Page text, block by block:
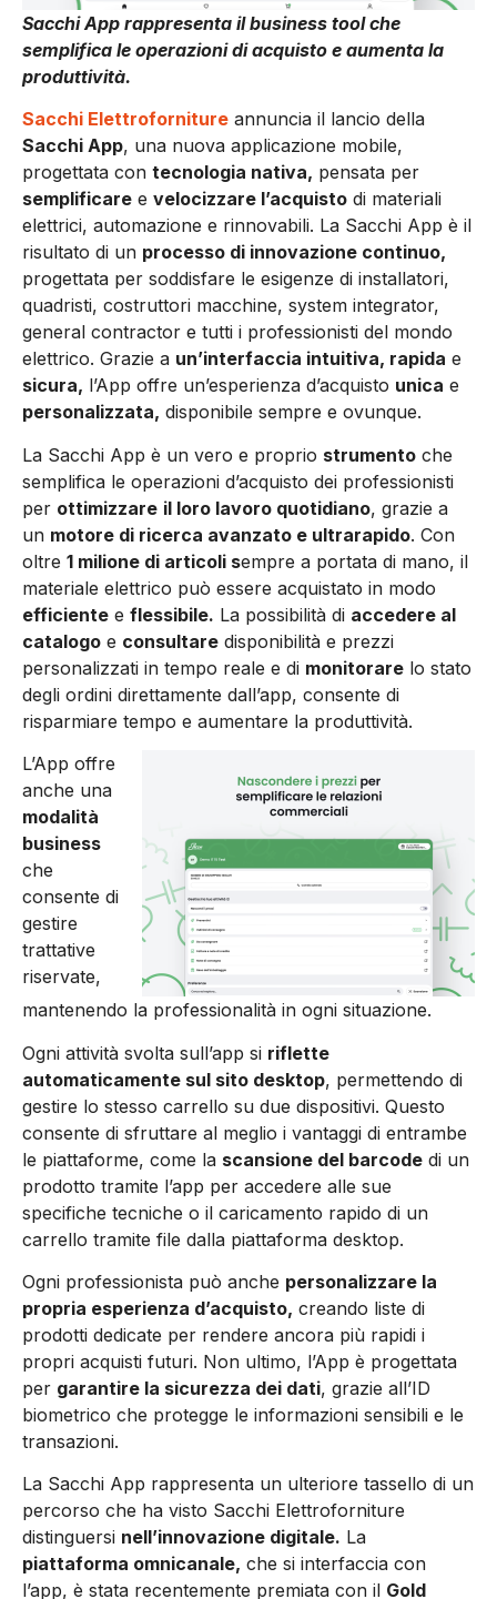
Sacchi App rappresenta il business tool che
semplifica le operazioni di acquisto e aumenta la
produttività.
Sacchi Elettroforniture annuncia il lancio della
Sacchi App, una nuova applicazione mobile,
progettata con tecnologia nativa, pensata per
semplificare e velocizzare l’acquisto di materiali
elettrici, automazione e rinnovabili. La Sacchi App è il
risultato di un processo di innovazione continuo,
progettata per soddisfare le esigenze di installatori,
quadristi, costruttori macchine, system integrator,
general contractor e tutti i professionisti del mondo
elettrico. Grazie a un’interfaccia intuitiva, rapida e
sicura, l’App offre un’esperienza d’acquisto unica e
personalizzata, disponibile sempre e ovunque.
La Sacchi App è un vero e proprio strumento che
semplifica le operazioni d’acquisto dei professionisti
per ottimizzare il loro lavoro quotidiano, grazie a
un motore di ricerca avanzato e ultrarapido. Con
oltre 1 milione di articoli sempre a portata di mano, il
materiale elettrico può essere acquistato in modo
efficiente e flessibile. La possibilità di accedere al
catalogo e consultare disponibilità e prezzi
personalizzati in tempo reale e di monitorare lo stato
degli ordini direttamente dall’app, consente di
risparmiare tempo e aumentare la produttività.
L’App offre
anche una
modalità
business
che
consente di
gestire
trattative
riservate,
mantenendo la professionalità in ogni situazione.
Ogni attività svolta sull’app si riflette
automaticamente sul sito desktop, permettendo di
gestire lo stesso carrello su due dispositivi. Questo
consente di sfruttare al meglio i vantaggi di entrambe
le piattaforme, come la scansione del barcode di un
prodotto tramite l’app per accedere alle sue
specifiche tecniche o il caricamento rapido di un
carrello tramite file dalla piattaforma desktop.
Ogni professionista può anche personalizzare la
propria esperienza d’acquisto, creando liste di
prodotti dedicate per rendere ancora più rapidi i
propri acquisti futuri. Non ultimo, l’App è progettata
per garantire la sicurezza dei dati, grazie all’ID
biometrico che protegge le informazioni sensibili e le
transazioni.
La Sacchi App rappresenta un ulteriore tassello di un
percorso che ha visto Sacchi Elettroforniture
distinguersi nell’innovazione digitale. La
piattaforma omnicanale, che si interfaccia con
l’app, è stata recentemente premiata con il Gold